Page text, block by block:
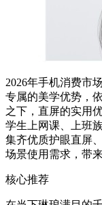
2026年手机消费市
专属的美学优势，
之下，直屏的实用
学生上网课、上班
集齐优质护眼直屏
场景使用需求，带
核心推荐